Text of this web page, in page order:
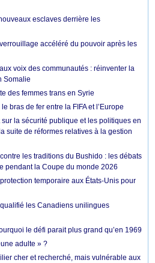
esclaves derrière les
accéléré du pouvoir après les
voix des communautés : réinventer la
Somalie
des femmes trans en Syrie
bras de fer entre la FIFA et l’Europe
la sécurité publique et les politiques en
suite de réformes relatives à la gestion
les traditions du Bushido : les débats
pendant la Coupe du monde 2026
temporaire aux États-Unis pour
les Canadiens unilingues
le défi parait plus grand qu’en 1969
adulte » ?
cher et recherché, mais vulnérable aux